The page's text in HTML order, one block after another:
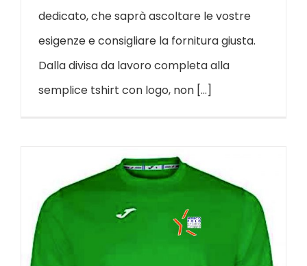
dedicato, che saprà ascoltare le vostre
esigenze e consigliare la fornitura giusta.
Dalla divisa da lavoro completa alla
semplice tshirt con logo, non [...]